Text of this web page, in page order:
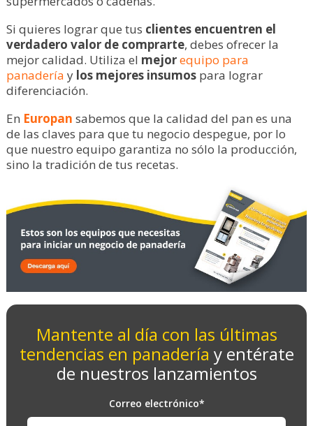
Si quieres lograr que tus clientes encuentren el
verdadero valor de comprarte, debes ofrecer la
mejor calidad. Utiliza el mejorequipo para
panadería y los mejores insumos para lograr
diferenciación.
En Europan sabemos que la calidad del pan es una
de las claves para que tu negocio despegue, por lo
que nuestro equipo garantiza no sólo la producción,
sino la tradición de tus recetas.
Mantente al día con las últimas
tendencias en panadería y entérate
de nuestros lanzamientos
Correo electrónico*